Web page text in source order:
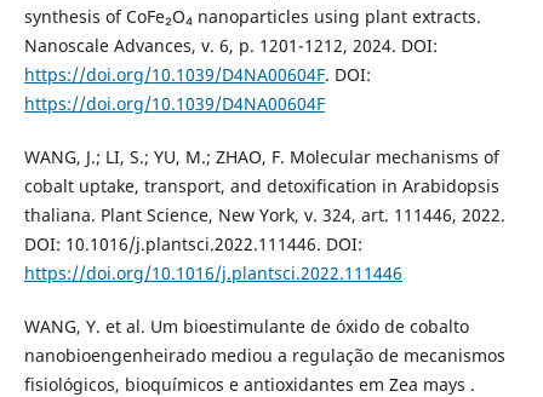
synthesis of CoFe₂O₄ nanoparticles using plant extracts.
Nanoscale Advances, v. 6, p. 1201-1212, 2024. DOI:
https://doi.org/10.1039/D4NA00604F. DOI:
https://doi.org/10.1039/D4NA00604F
WANG, J.; LI, S.; YU, M.; ZHAO, F. Molecular mechanisms of
cobalt uptake, transport, and detoxification in Arabidopsis
thaliana. Plant Science, New York, v. 324, art. 111446, 2022.
DOI: 10.1016/j.plantsci.2022.111446. DOI:
https://doi.org/10.1016/j.plantsci.2022.111446
WANG, Y. et al. Um bioestimulante de óxido de cobalto
nanobioengenheirado mediou a regulação de mecanismos
fisiológicos, bioquímicos e antioxidantes em Zea mays .